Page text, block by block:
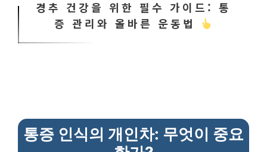
경추 건강을 위한 필수 가이드: 통
증 관리와 올바른 운동법
통증 인식의 개인차: 무엇이 중요